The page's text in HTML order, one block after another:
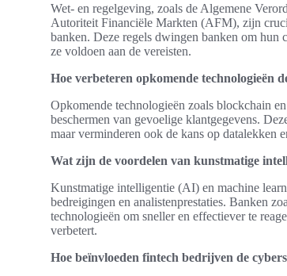
Wet- en regelgeving, zoals de Algemene
Autoriteit Financiële Markten (AFM), zijn
banken. Deze regels dwingen banken om hun
ze voldoen aan de vereisten.
Hoe verbeteren opkomende technologieën
Opkomende technologieën zoals blockchain
beschermen van gevoelige klantgegevens.
maar verminderen ook de kans op datalekken
Wat zijn de voordelen van kunstmatige
Kunstmatige intelligentie (AI) en machine
bedreigingen en analistenprestaties. Banken
technologieën om sneller en effectiever te
verbetert.
Hoe beïnvloeden fintech bedrijven de